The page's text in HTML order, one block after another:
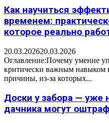
Как научиться
временем:
которое реально
20.03.202620.03.2026
Оглавление:Почему умение
критически важным навыком
причины, из-за которых...
Доски у забора — уже
дачника могут